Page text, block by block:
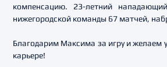
компенсацию. 23-летний
нижегородской команды 67 матчей,
Благодарим Максима за игру и желаем
карьере!